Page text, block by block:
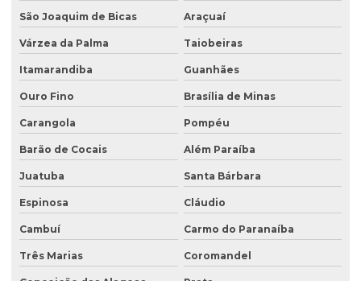
Laudo hidrogeológico
Laudo de passivo ambiental
Licenciamento ambiental de aterro sanitário
Licenciamento ambiental para atividades agropecuárias
Licenciamento ambiental de atividades rurais
Licenciamento ambiental de barragens
Licenciamento ambiental condomínio residencial
Licenciamento ambiental para construção civil
Licenciamento ambiental para empresas
Licenciamento ambiental de fábricas
São Joaquim de Bicas Araçuaí
Várzea da Palma Taiobeiras
Itamarandiba Guanhães
Ouro Fino Brasília de Minas
Carangola Pompéu
Barão de Cocais Além Paraíba
Juatuba Santa Bárbara
Espinosa Cláudio
Cambuí Carmo do Paranaíba
Três Marias Coromandel